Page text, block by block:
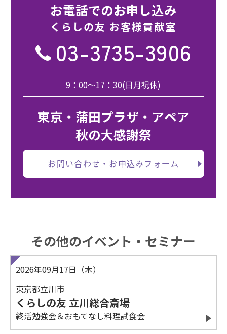
お電話でのお申し込み
くらしの友 お客様貢献室
03-3735-3906
9：00～17：30(日月祝休)
東京・蒲田プラザ・アペア
秋の大感謝祭
お問い合わせ・お申込みフォーム
その他のイベント・セミナー
2026年09月17日（木）
東京都立川市
くらしの友 立川総合斎場
終活勉強会＆おもてなし料理試食会